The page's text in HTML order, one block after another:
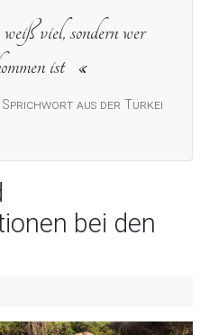
Sprichwort aus der Türkei
viel, sondern wer
ist
bei den